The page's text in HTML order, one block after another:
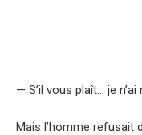
— S’il vous plaît… je n’ai
Mais l’homme refusait